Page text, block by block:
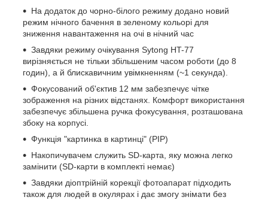
На додаток до чорно-білого режиму додано новий
режим нічного бачення в зеленому кольорі для
зниження навантаження на очі в нічний час
Завдяки режиму очікування Sytong HT-77
вирізняється не тільки збільшеним часом роботи (до 8
годин), а й блискавичним увімкненням (~1 секунда).
Фокусований об'єктив 12 мм забезпечує чітке
зображення на різних відстанях. Комфорт використання
забезпечує збільшена ручка фокусування, розташована
збоку на корпусі.
Функція "картинка в картинці" (PIP)
Накопичувачем служить SD-карта, яку можна легко
замінити (SD-карти в комплекті немає)
Завдяки діоптрійній корекції фотоапарат підходить
також для людей в окулярах і дає змогу знімати без